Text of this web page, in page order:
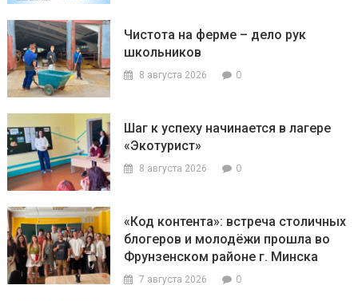
Чистота на ферме – дело рук
школьников
8 августа 2026 0
Шаг к успеху начинается в лагере
«Экотурист»
8 августа 2026 0
«Код контента»: встреча столичных
блогеров и молодёжи прошла во
Фрунзенском районе г. Минска
7 августа 2026 0